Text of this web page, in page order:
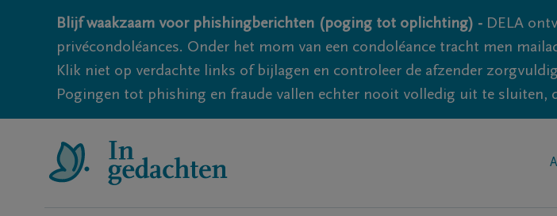
Blijf waakzaam voor phishingberichten (poging tot oplichting) - DELA
privécondoléances. Onder het mom van een condoléance tracht men
Klik niet op verdachte links of bijlagen en controleer de afzender
Pogingen tot phishing en fraude vallen echter nooit volledig uit te sluiten,